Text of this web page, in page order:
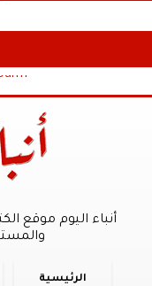
أنباء اليوم موقع
الرئيسية